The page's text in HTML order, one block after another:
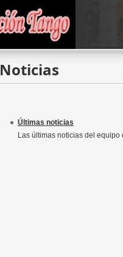
Noticias
Últimas noticias
Las últimas noticias del equipo